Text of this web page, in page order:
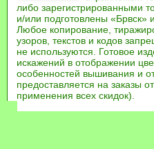
либо зарегистрированными
и/или подготовлены
Любое копирование,
узоров, текстов и кодов
не используются. Готовое
искажений в отображении
особенностей вышивания и
предоставляется на заказы
применения всех скидок).